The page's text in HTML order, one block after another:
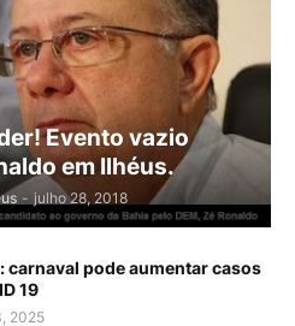
Evento vazio
em Ilhéus.
- julho 28, 2018
carnaval pode aumentar casos
19
2025